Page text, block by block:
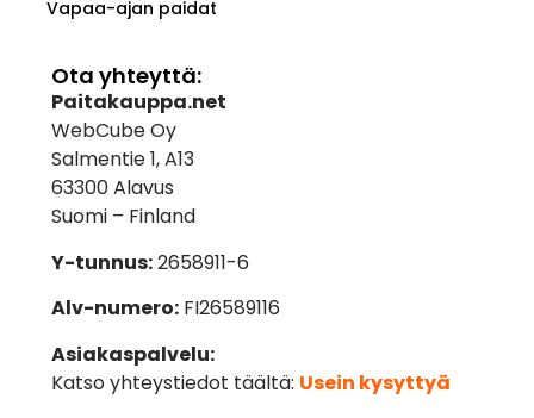
Vapaa-ajan paidat
Ota yhteyttä:
Paitakauppa.net
WebCube Oy
Salmentie 1, A13
63300 Alavus
Suomi – Finland
Y-tunnus:2658911-6
Alv-numero:FI26589116
Asiakaspalvelu:
Katso yhteystiedot täältä: Usein kysyttyä